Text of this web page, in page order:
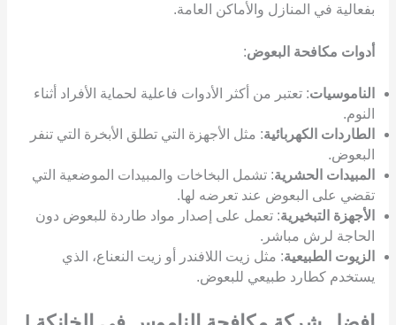
بفعالية في المنازل والأماكن العامة.
أدوات مكافحة البعوض:
الناموسيات: تعتبر من أكثر الأدوات فاعلية لحماية الأفراد أثناء
النوم.
الطاردات الكهربائية: مثل الأجهزة التي تطلق الأبخرة التي تنفر
البعوض.
المبيدات الحشرية: تشمل البخاخات والمبيدات الموضعية التي
تقضي على البعوض عند تعرضه لها.
الأجهزة التبخيرية: تعمل على إصدار مواد طاردة للبعوض دون
الحاجة لرش مباشر.
الزيوت الطبيعية: مثل زيت اللافندر أو زيت النعناع، الذي
يستخدم كطارد طبيعي للبعوض.